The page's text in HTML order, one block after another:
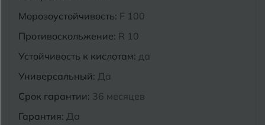
Морозоустойчивость: F 100
Противоскольжение: R 10
Устойчивость к кислотам: да
Универсальный: Да
Срок гарантии: 36 месяцев
Гарантия: Да